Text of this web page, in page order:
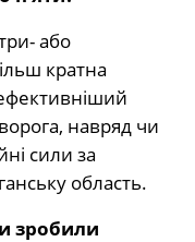
або
кратна
навряд чи
сили за
область.
зробили